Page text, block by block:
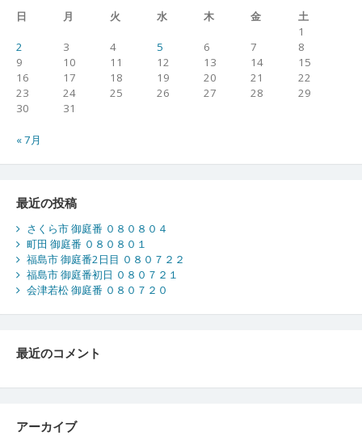
日
月 火 水 木 金
土
1
2
3 4 5 6 7
8
9
10 11 12 13 14
15
16
17 18 19 20 21
22
23
24 25 26 27 28
29
30
31
« 7月
最近の投稿
さくら市 御庭番 ０８０８０４
町田 御庭番 ０８０８０１
福島市 御庭番2日目 ０８０７２２
福島市 御庭番初日 ０８０７２１
会津若松 御庭番 ０８０７２０
最近のコメント
アーカイブ